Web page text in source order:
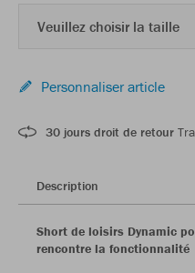
Veuillez choisir la taille
Personnaliser article
30 jours droit de retour
Description
Short de loisirs Dynamic
rencontre la fonctionnalité